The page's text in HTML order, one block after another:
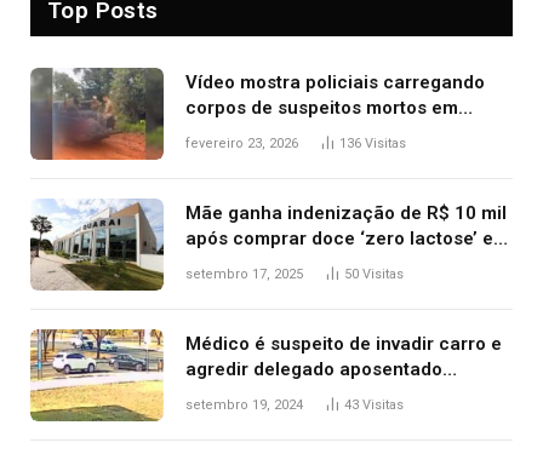
Top Posts
Vídeo mostra policiais carregando
corpos de suspeitos mortos em
confronto dentro de caminhonete
fevereiro 23, 2026 136 Visitas
Mãe ganha indenização de R$ 10 mil
após comprar doce ‘zero lactose’ e
filha ter reação alérgica grave
setembro 17, 2025 50 Visitas
Médico é suspeito de invadir carro e
agredir delegado aposentado
durante confusão no trânsito
setembro 19, 2024 43 Visitas